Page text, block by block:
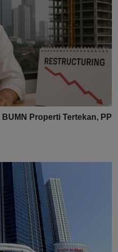
Properti Tertekan, PP